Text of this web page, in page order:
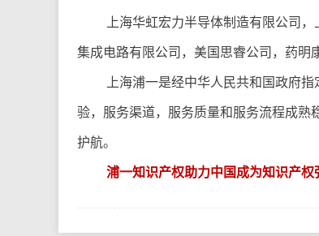
上海华虹宏力半导体制造有限公司
集成电路有限公司，美国思睿公司，药明
上海浦一是经中华人民共和国政府
验，服务渠道，服务质量和服务流程成熟
护航。
浦一知识产权助力中国成为知识产权